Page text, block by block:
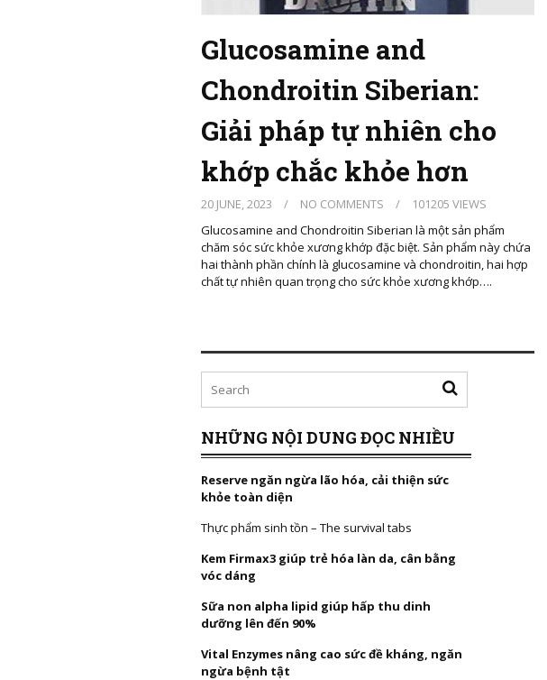
Glucosamine and
Chondroitin Siberian:
Giải pháp tự nhiên cho
khớp chắc khỏe hơn
20 JUNE, 2023 / NO COMMENTS /
101205 VIEWS
Glucosamine and Chondroitin Siberian là một sản phẩm
chăm sóc sức khỏe xương khớp đặc biệt. Sản phẩm này chứa
hai thành phần chính là glucosamine và chondroitin, hai hợp
chất tự nhiên quan trọng cho sức khỏe xương khớp….
NHỮNG NỘI DUNG ĐỌC NHIỀU
Reserve ngăn ngừa lão hóa, cải thiện sức
khỏe toàn diện
Thực phẩm sinh tồn – The survival tabs
Kem Firmax3 giúp trẻ hóa làn da, cân bằng
vóc dáng
Sữa non alpha lipid giúp hấp thu dinh
dưỡng lên đến 90%
Vital Enzymes nâng cao sức đề kháng, ngăn
ngừa bệnh tật